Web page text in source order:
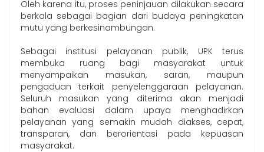
Oleh karena itu, proses peninjauan dilakukan secara
berkala sebagai bagian dari budaya peningkatan
mutu yang berkesinambungan.
Sebagai institusi pelayanan publik, UPK terus
membuka ruang bagi masyarakat untuk
menyampaikan masukan, saran, maupun
pengaduan terkait penyelenggaraan pelayanan.
Seluruh masukan yang diterima akan menjadi
bahan evaluasi dalam upaya menghadirkan
pelayanan yang semakin mudah diakses, cepat,
transparan, dan berorientasi pada kepuasan
masyarakat.